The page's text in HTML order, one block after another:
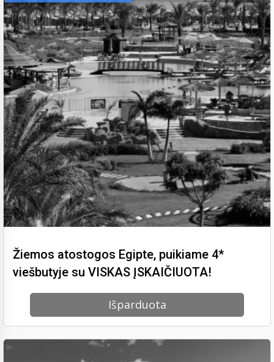
Žiemos atostogos Egipte, puikiame 4*
viešbutyje su VISKAS ĮSKAIČIUOTA!
Išparduota